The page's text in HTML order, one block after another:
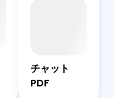
チャット
PDF
AIアシスタ
ント